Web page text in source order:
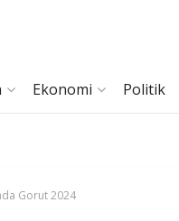
Ekonomi Politik
Gorut 2024